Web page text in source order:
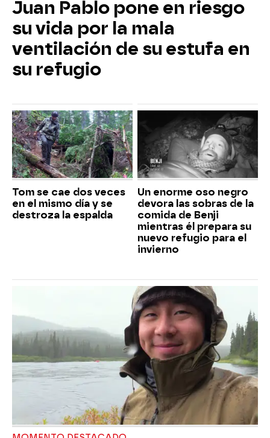
Juan Pablo pone en riesgo
su vida por la mala
ventilación de su estufa en
su refugio
Tom se cae dos veces
en el mismo día y se
destroza la espalda
Un enorme oso negro
devora las sobras de la
comida de Benji
mientras él prepara su
nuevo refugio para el
invierno